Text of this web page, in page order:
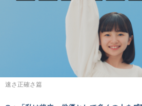
速さ正確さ篇